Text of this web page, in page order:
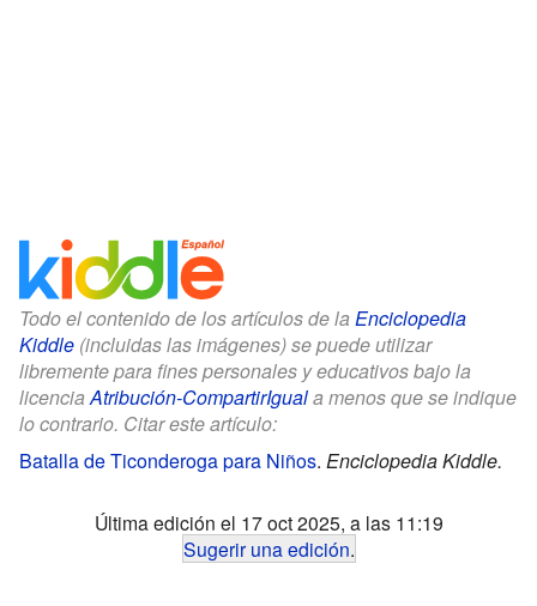
Todo el contenido de los artículos de la Enciclopedia
Kiddle (incluidas las imágenes) se puede utilizar
libremente para fines personales y educativos bajo la
licenciaAtribución-CompartirIguala menos que se indique
lo contrario. Citar este artículo:
Batalla de Ticonderoga para Niños. Enciclopedia Kiddle.
Última edición el 17 oct 2025, a las 11:19
Sugerir una edición.